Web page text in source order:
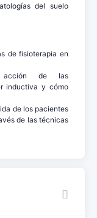
del suelo
de fisioterapia en
acción de las
inductiva y cómo
de los pacientes
de las técnicas